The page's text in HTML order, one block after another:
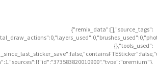
{"remix_data":[],"source_tags":
{},"tools_used":